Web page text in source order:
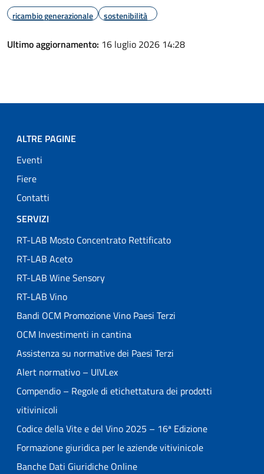
ricambio generazionale
sostenibilità
Ultimo aggiornamento: 16 luglio 2026 14:28
ALTRE PAGINE
Eventi
Fiere
Contatti
SERVIZI
RT-LAB Mosto Concentrato Rettificato
RT-LAB Aceto
RT-LAB Wine Sensory
RT-LAB Vino
Bandi OCM Promozione Vino Paesi Terzi
OCM Investimenti in cantina
Assistenza su normative dei Paesi Terzi
Alert normativo – UIVLex
Compendio – Regole di etichettatura dei prodotti
vitivinicoli
Codice della Vite e del Vino 2025 – 16ª Edizione
Formazione giuridica per le aziende vitivinicole
Banche Dati Giuridiche Online